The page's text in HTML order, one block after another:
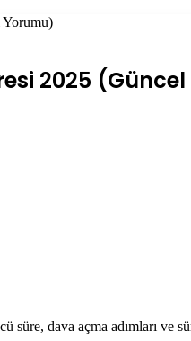
Yorumu)
2025
dava açma adımları ve